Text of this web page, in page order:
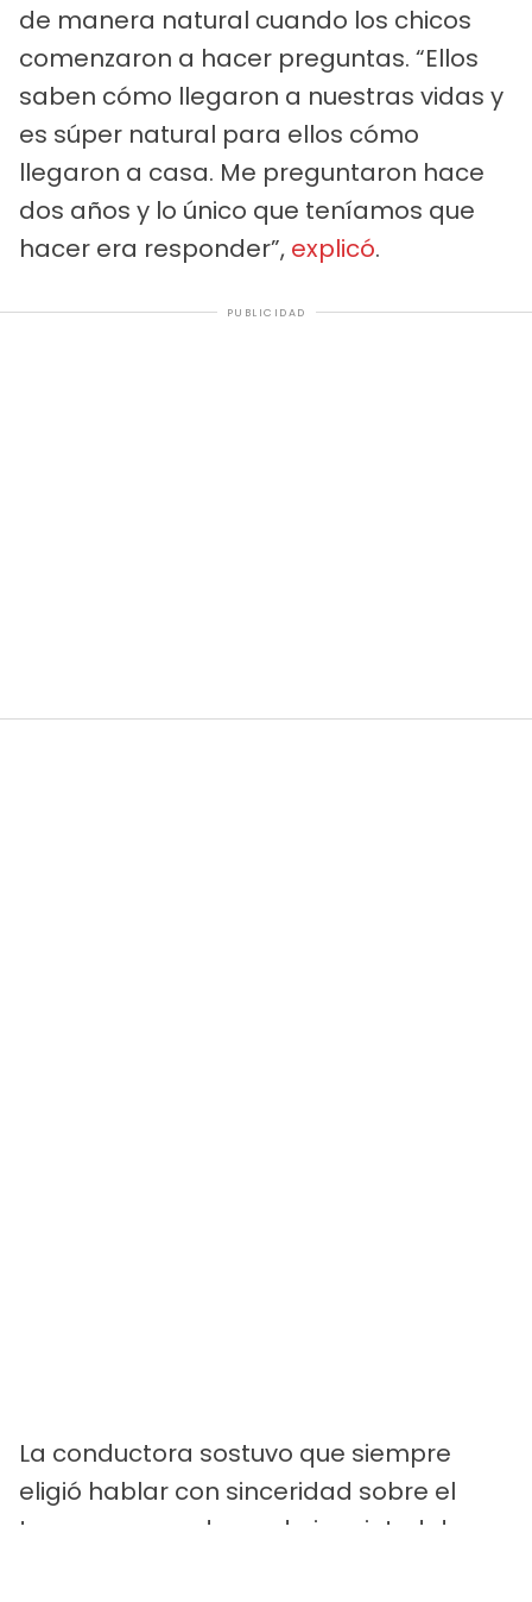
de manera natural cuando los chicos
comenzaron a hacer preguntas. “Ellos
saben cómo llegaron a nuestras vidas y
es súper natural para ellos cómo
llegaron a casa. Me preguntaron hace
dos años y lo único que teníamos que
hacer era responder”, explicó.
PUBLICIDAD
La conductora sostuvo que siempre
eligió hablar con sinceridad sobre el
tema y responder cada inquietud de sus